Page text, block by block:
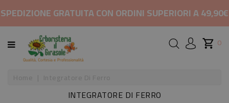
SPEDIZIONE GRATUITA CON ORDINI SUPERIORI A 49,90€
CATEGORIA
HOME
0
INTEGRATORE DI FERRO